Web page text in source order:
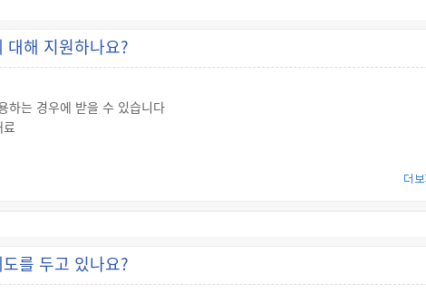
대해 지원하나요?
하는 경우에 받을 수 있습니다
금지원금의 집행실적 등을 고려해서 분할 지급되는 현금지원금의 금액 또는 지
를 두고 있나요?